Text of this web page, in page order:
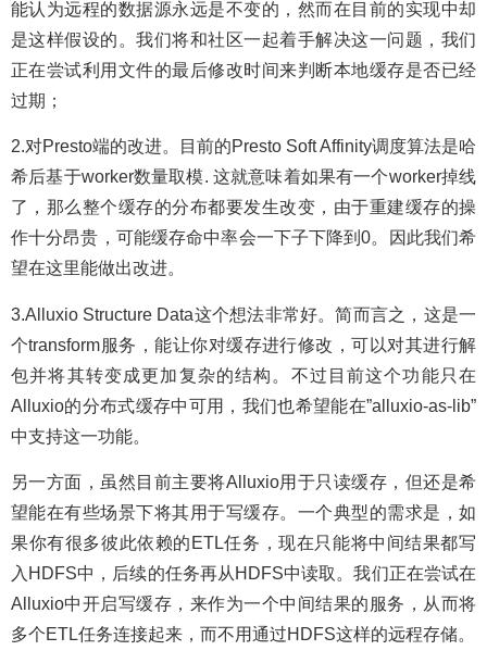
能认为远程的数据源永远是不变的，然而在目前的实现中却
是这样假设的。我们将和社区一起着手解决这一问题，我们
正在尝试利用文件的最后修改时间来判断本地缓存是否已经
过期；
2.对Presto端的改进。目前的Presto Soft Affinity调度算法是哈
希后基于worker数量取模. 这就意味着如果有一个worker掉线
了，那么整个缓存的分布都要发生改变，由于重建缓存的操
作十分昂贵，可能缓存命中率会一下子下降到0。因此我们希
望在这里能做出改进。
3.Alluxio Structure Data这个想法非常好。简而言之，这是一
个transform服务，能让你对缓存进行修改，可以对其进行解
包并将其转变成更加复杂的结构。不过目前这个功能只在
Alluxio的分布式缓存中可用，我们也希望能在”alluxio-as-lib”
中支持这一功能。
另一方面，虽然目前主要将Alluxio用于只读缓存，但还是希
望能在有些场景下将其用于写缓存。一个典型的需求是，如
果你有很多彼此依赖的ETL任务，现在只能将中间结果都写
入HDFS中，后续的任务再从HDFS中读取。我们正在尝试在
Alluxio中开启写缓存，来作为一个中间结果的服务，从而将
多个ETL任务连接起来，而不用通过HDFS这样的远程存储。